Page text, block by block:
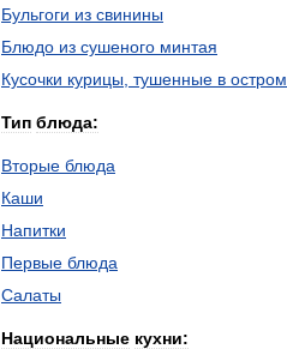
Бульгоги из свинины
Блюдо из сушеного минтая
Кусочки курицы тушенные в остром
Тип блюда:
Вторые блюда
Каши
Напитки
Первые блюда
Салаты
Национальные кухни: